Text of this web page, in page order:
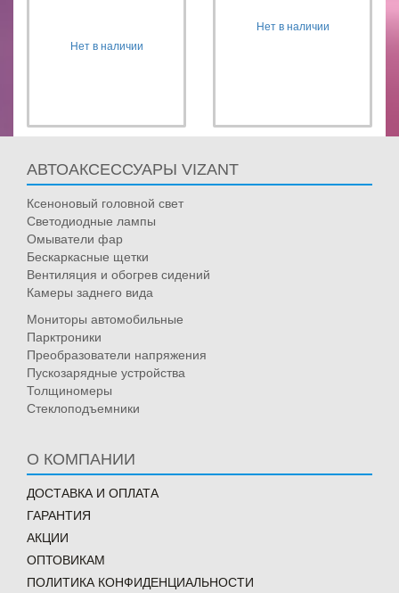
Нет в наличии
Нет в наличии
АВТОАКСЕССУАРЫ VIZANT
Ксеноновый головной свет
Светодиодные лампы
Омыватели фар
Бескаркасные щетки
Вентиляция и обогрев сидений
Камеры заднего вида
Мониторы автомобильные
Парктроники
Преобразователи напряжения
Пускозарядные устройства
Толщиномеры
Стеклоподъемники
О КОМПАНИИ
ДОСТАВКА И ОПЛАТА
ГАРАНТИЯ
АКЦИИ
ОПТОВИКАМ
ПОЛИТИКА КОНФИДЕНЦИАЛЬНОСТИ